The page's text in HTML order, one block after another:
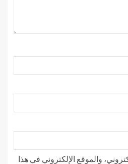
والموقع الإلكتروني في هذا